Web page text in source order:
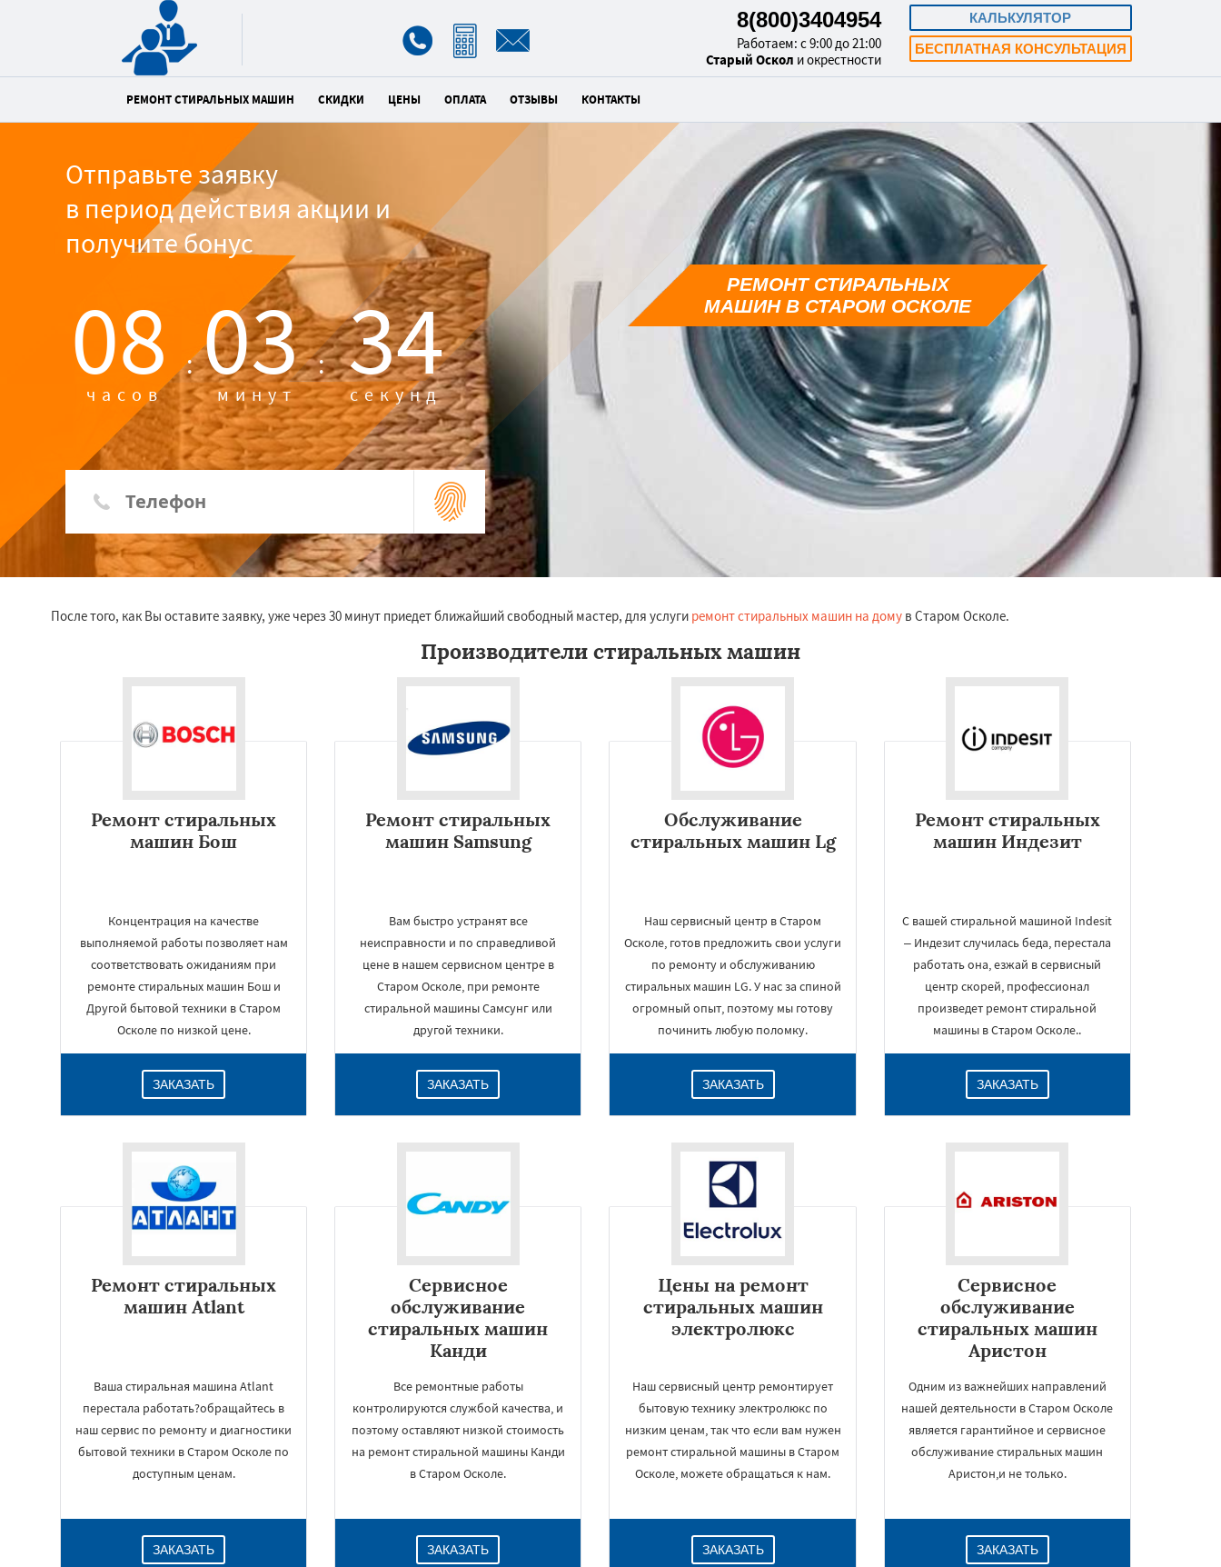
КАЛЬКУЛЯТОР
БЕСПЛАТНАЯ КОНСУЛЬТАЦИЯ
8(800)3404954
Работаем: с 9:00 до 21:00
Старый Оскол и окрестности
РЕМОНТ СТИРАЛЬНЫХ МАШИН СКИДКИ ЦЕНЫ ОПЛАТА ОТЗЫВЫ КОНТАКТЫ
Отправьте заявку
в период действия акции и
получите бонус
08 :
часов 03 :
минут 32
секунд
РЕМОНТ СТИРАЛЬНЫХ
МАШИН В СТАРОМ ОСКОЛЕ
После того, как Вы оставите заявку, уже через 30 минут приедет ближайший свободный мастер, для услуги ремонт стиральных машин на дому в Старом Осколе.
Производители стиральных машин
Ремонт стиральных
машин Бош
Концентрация на качестве
выполняемой работы позволяет нам
соответствовать ожиданиям при
ремонте стиральных машин Бош и
Другой бытовой техники в Старом
Осколе по низкой цене.
ЗАКАЗАТЬ
Ремонт стиральных
машин Samsung
Вам быстро устранят все
неисправности и по справедливой
цене в нашем сервисном центре в
Старом Осколе, при ремонте
стиральной машины Самсунг или
другой техники.
ЗАКАЗАТЬ
Обслуживание
стиральных машин Lg
Наш сервисный центр в Старом
Осколе, готов предложить свои услуги
по ремонту и обслуживанию
стиральных машин LG. У нас за спиной
огромный опыт, поэтому мы готову
починить любую поломку.
ЗАКАЗАТЬ
Ремонт стиральных
машин Индезит
С вашей стиральной машиной Indesit
– Индезит случилась беда, перестала
работать она, езжай в сервисный
центр скорей, профессионал
произведет ремонт стиральной
машины в Старом Осколе..
ЗАКАЗАТЬ
Ремонт стиральных
машин Atlant
Ваша стиральная машина Atlant
перестала работать?обращайтесь в
наш сервис по ремонту и диагностики
бытовой техники в Старом Осколе по
доступным ценам.
ЗАКАЗАТЬ
Сервисное
обслуживание
стиральных машин
Канди
Все ремонтные работы
контролируются службой качества, и
поэтому оставляют низкой стоимость
на ремонт стиральной машины Канди
в Старом Осколе.
ЗАКАЗАТЬ
Цены на ремонт
стиральных машин
электролюкс
Наш сервисный центр ремонтирует
бытовую технику электролюкс по
низким ценам, так что если вам нужен
ремонт стиральной машины в Старом
Осколе, можете обращаться к нам.
ЗАКАЗАТЬ
Сервисное
обслуживание
стиральных машин
Аристон
Одним из важнейших направлений
нашей деятельности в Старом Осколе
является гарантийное и сервисное
обслуживание стиральных машин
Аристон,и не только.
ЗАКАЗАТЬ
×